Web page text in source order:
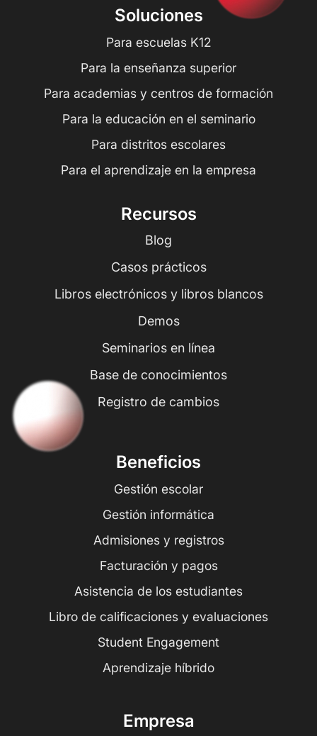
Soluciones
Para escuelas K12
Para la enseñanza superior
Para academias y centros de formación
Para la educación en el seminario
Para distritos escolares
Para el aprendizaje en la empresa
Recursos
Blog
Casos prácticos
Libros electrónicos y libros blancos
Demos
Seminarios en línea
Base de conocimientos
Registro de cambios
Beneficios
Gestión escolar
Gestión informática
Admisiones y registros
Facturación y pagos
Asistencia de los estudiantes
Libro de calificaciones y evaluaciones
Student Engagement
Aprendizaje híbrido
Empresa